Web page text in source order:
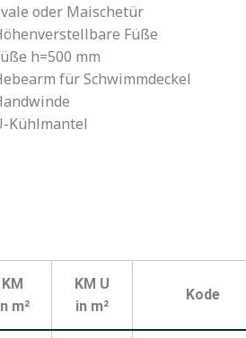
oder Maischetür
Füße
h=500 mm
für Schwimmdeckel
Kühlmantel
KM
m²
KM U
in m²
Kode